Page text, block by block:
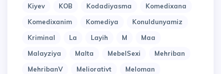
Kiyev
KOB Kodadiyasma
Komedixana
Komedixanim
Komediya
Konuldunyamiz
Kriminal
La Layih M
Maa
Malayziya
Malta MebelSexi
Mehriban
MehribanV
Meliorativt
Meloman